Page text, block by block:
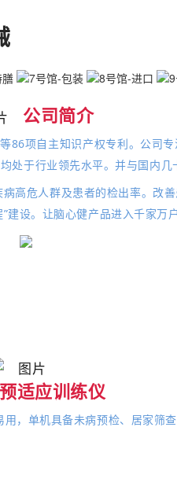
公司简介
86项自主知识产权专利。 公司
于行业领先水平。并与国内几
高危人群及患者的检出率。改
设。让脑心健产品进入千家万
适应训练仪
，单机具备未病预检、居家筛